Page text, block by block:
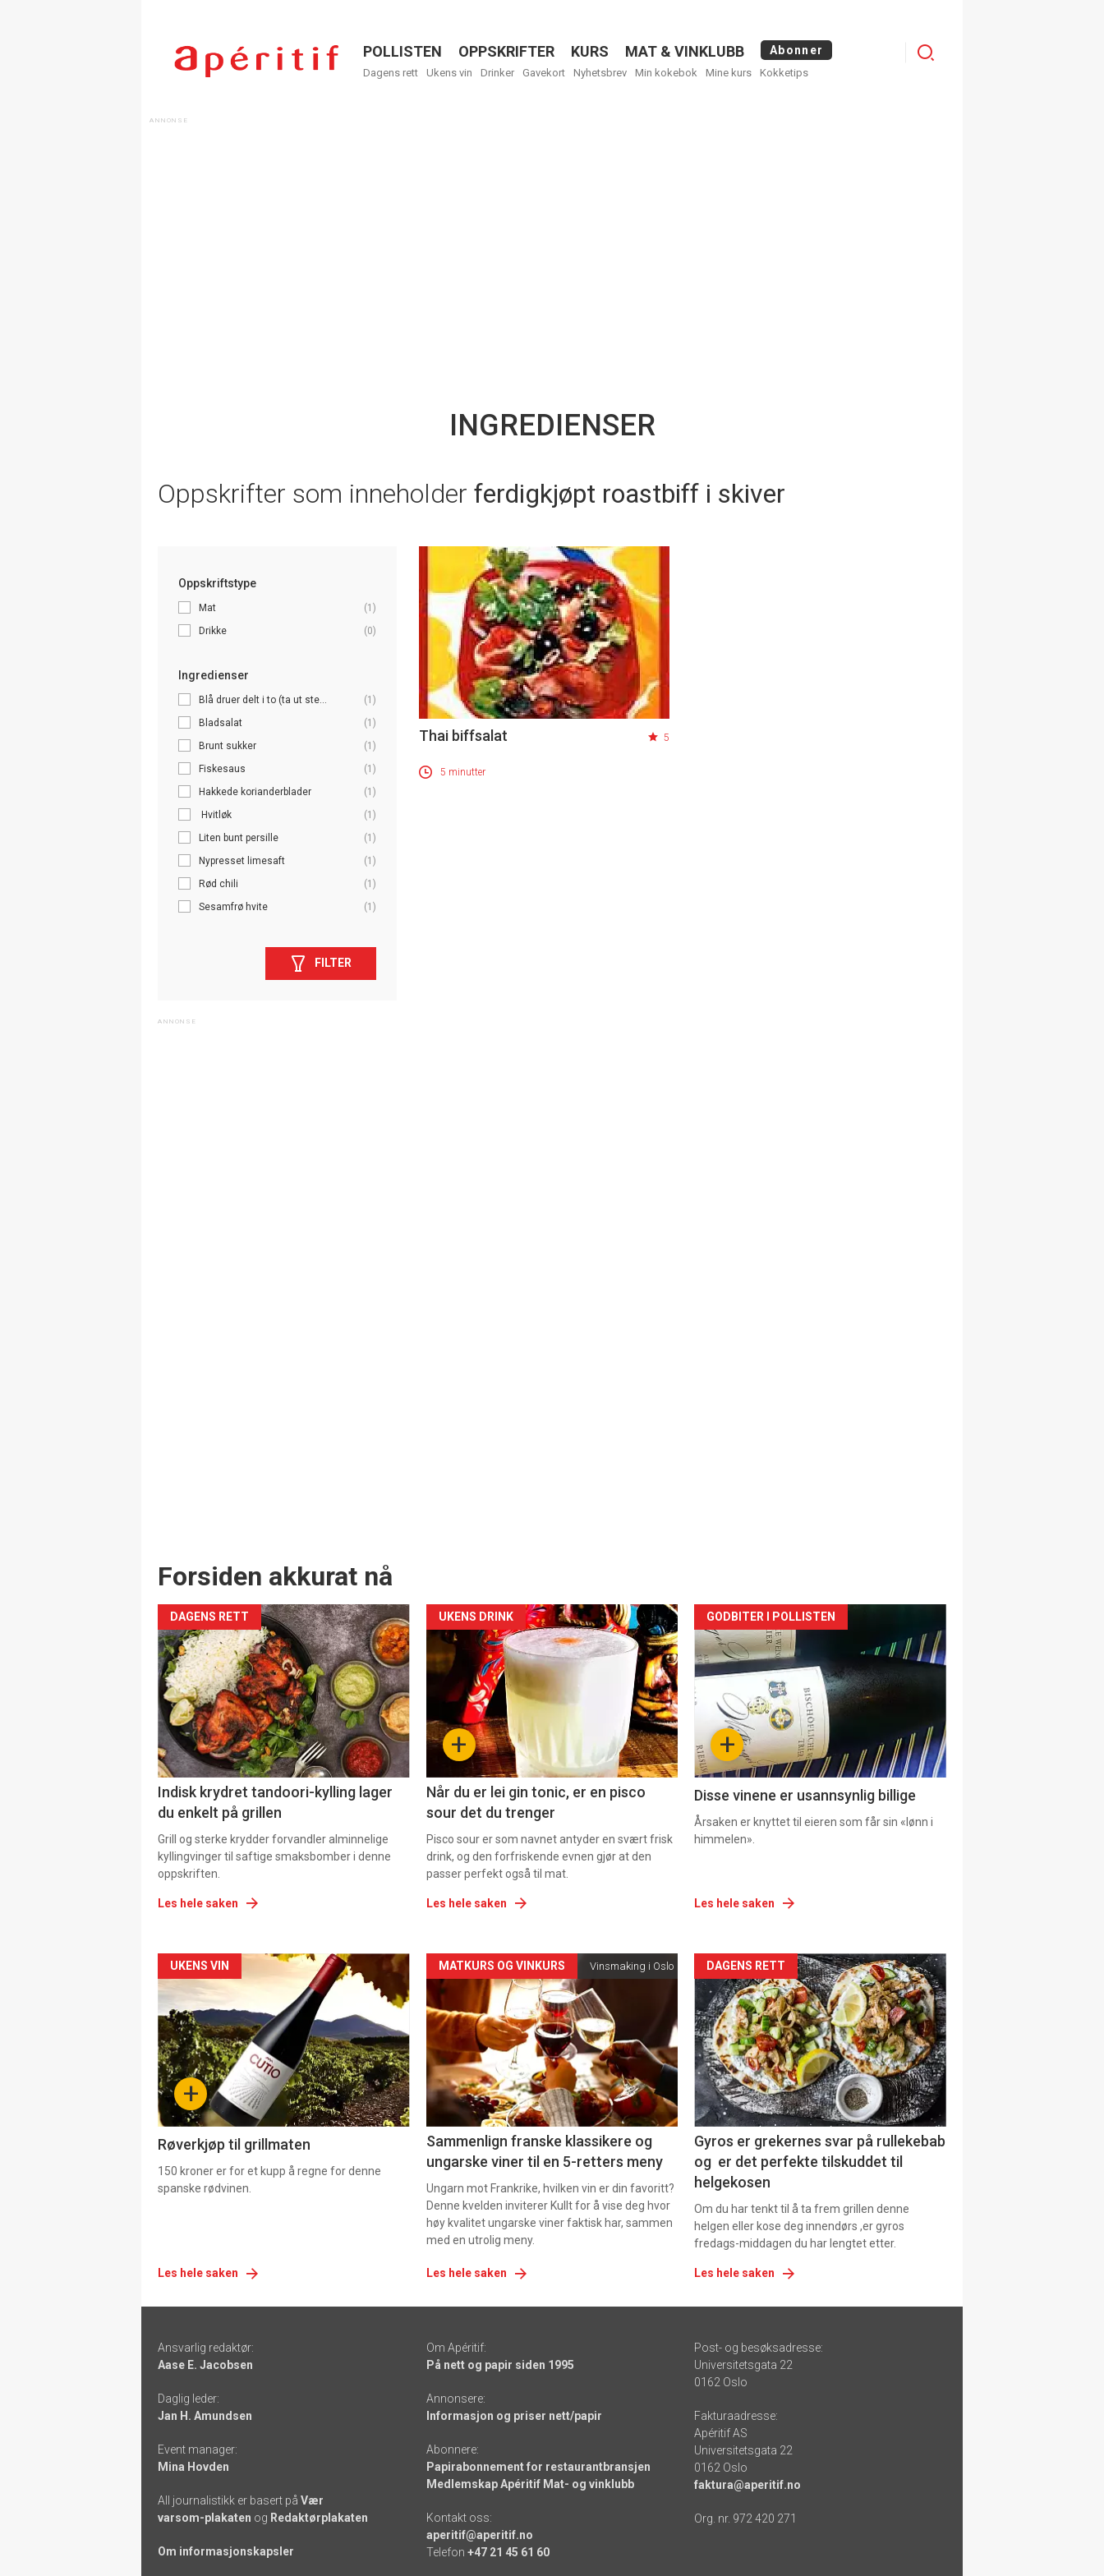
Menu
POLLISTEN OPPSKRIFTER KURS MAT & VINKLUBB Abonner
Dagens rett Ukens vin Drinker Gavekort Nyhetsbrev Min kokebok Mine kurs Kokketips
Logg
INGREDIENSER
Oppskrifter som inneholder ferdigkjøpt roastbiff i skiver
Oppskriftstype
Mat
(1)
Drikke
(0)
Ingredienser
Blå druer delt i to (ta ut ste...
(1)
Bladsalat
(1)
Brunt sukker
(1)
Fiskesaus
(1)
Hakkede korianderblader
(1)
Hvitløk
(1)
Liten bunt persille
(1)
Nypresset limesaft
(1)
Rød chili
(1)
Sesamfrø hvite
(1)
FILTER
Thai biffsalat 5
5 minutter
Forsiden akkurat nå
DAGENS RETT
Indisk krydret tandoori-kylling lager
du enkelt på grillen
Grill og sterke krydder forvandler alminnelige
kyllingvinger til saftige smaksbomber i denne
oppskriften.
Les hele saken
Forsiden
akkurat
nå
-
+
UKENS DRINK
Når du er lei gin tonic, er en pisco
sour det du trenger
Pisco sour er som navnet antyder en svært frisk
drink, og den forfriskende evnen gjør at den
passer perfekt også til mat.
Les hele saken
Forsiden
akkurat
nå
3 +
GODBITER I POLLISTEN
Disse vinene er usannsynlig billige
Årsaken er knyttet til eieren som får sin «lønn i
himmelen».
Les hele saken
Forsiden
akkurat
nå
-
4 +
UKENS VIN
Røverkjøp til grillmaten
150 kroner er for et kupp å regne for denne
spanske rødvinen.
Les hele saken
Forsiden
akkurat
nå
-
5
MATKURS OG VINKURS Vinsmaking i Oslo
Sammenlign franske klassikere og
ungarske viner til en 5-retters meny
Ungarn mot Frankrike, hvilken vin er din favoritt?
Denne kvelden inviterer Kullt for å vise deg hvor
høy kvalitet ungarske viner faktisk har, sammen
med en utrolig meny.
Les hele saken
Forsiden
akkurat
nå
-
6
DAGENS RETT
Gyros er grekernes svar på rullekebab
og er det perfekte tilskuddet til
helgekosen
Om du har tenkt til å ta frem grillen denne
helgen eller kose deg innendørs ,er gyros
fredags-middagen du har lengtet etter.
Les hele saken
-
links
Ansvarlig redaktør:
Aase E. Jacobsen
Daglig leder:
Jan H. Amundsen
Event manager:
Mina Hovden
All journalistikk er basert på Vær
varsom-plakaten og Redaktørplakaten
Om informasjonskapsler
Om Apéritif:
På nett og papir siden 1995
Annonsere:
Informasjon og priser nett/papir
Abonnere:
Papirabonnement for restaurantbransjen
Medlemskap Apéritif Mat- og vinklubb
Kontakt oss:
aperitif@aperitif.no
Telefon +47 21 45 61 60
Post- og besøksadresse:
Universitetsgata 22
0162 Oslo
Fakturaadresse:
Apéritif AS
Universitetsgata 22
0162 Oslo
faktura@aperitif.no
Org. nr. 972 420 271